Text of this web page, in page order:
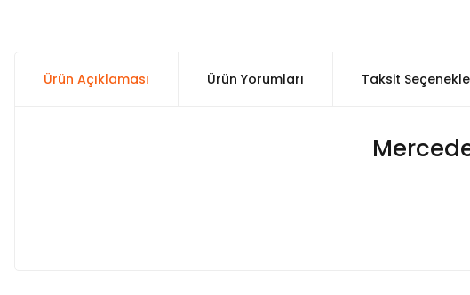
Ürün Açıklaması Ürün Yorumları Taksit